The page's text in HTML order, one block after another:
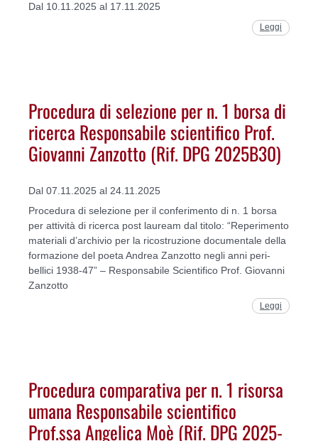
Dal 10.11.2025 al 17.11.2025
Leggi
Procedura di selezione per n. 1 borsa di
ricerca Responsabile scientifico Prof.
Giovanni Zanzotto (Rif. DPG 2025B30)
Dal 07.11.2025 al 24.11.2025
Procedura di selezione per il conferimento di n. 1 borsa
per attività di ricerca post lauream dal titolo: “Reperimento
materiali d’archivio per la ricostruzione documentale della
formazione del poeta Andrea Zanzotto negli anni peri-
bellici 1938-47” – Responsabile Scientifico Prof. Giovanni
Zanzotto
Leggi
Procedura comparativa per n. 1 risorsa
umana Responsabile scientifico
Prof.ssa Angelica Moè (Rif. DPG 2025-